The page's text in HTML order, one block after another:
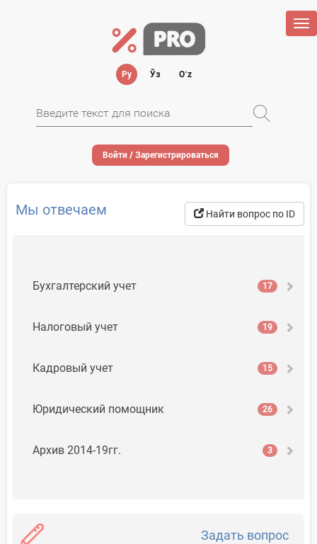
Ру Ўз Oʻz
Войти / Зарегистрироваться
Найти вопрос по ID
Мы отвечаем
Бухгалтерский учет 17
Налоговый учет 19
Кадровый учет 15
Юридический помощник 26
Архив 2014-19гг. 3
Задать вопрос